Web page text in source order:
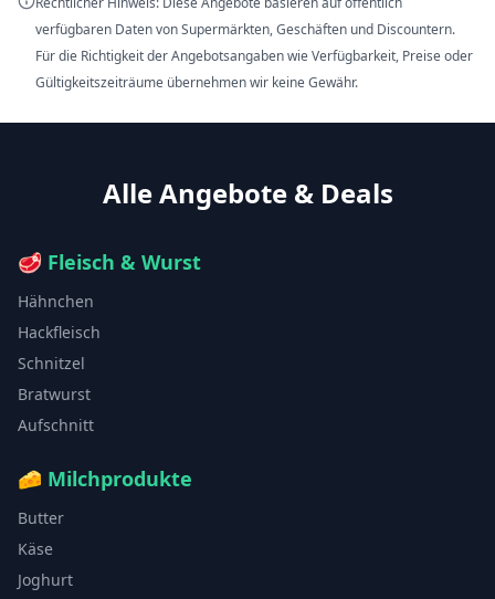
verfügbaren Daten von Supermärkten, Geschäften und Discountern.
Für die Richtigkeit der Angebotsangaben wie Verfügbarkeit, Preise oder
Gültigkeitszeiträume übernehmen wir keine Gewähr.
Alle Angebote & Deals
🥩 Fleisch & Wurst
Hähnchen
Hackfleisch
Schnitzel
Bratwurst
Aufschnitt
🧀 Milchprodukte
Butter
Käse
Joghurt